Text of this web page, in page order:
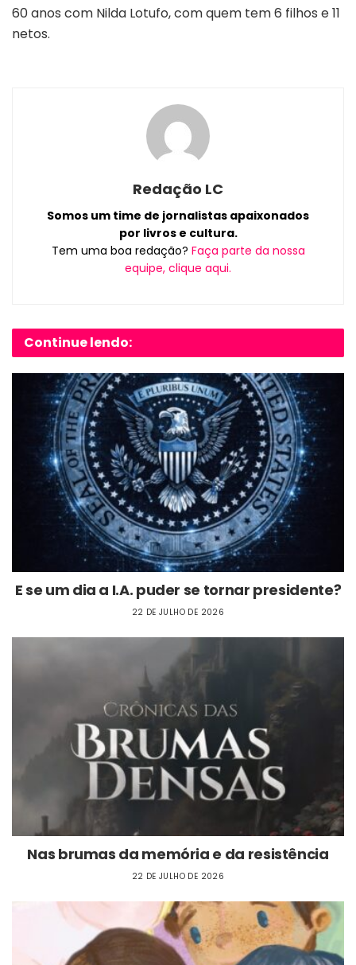
60 anos com Nilda Lotufo, com quem tem 6 filhos e 11
netos.
Redação LC
Somos um time de jornalistas apaixonados
por livros e cultura.
Tem uma boa redação? Faça parte da nossa
equipe, clique aqui.
Continue lendo:
E se um dia a I.A. puder se tornar presidente?
22 DE JULHO DE 2026
Nas brumas da memória e da resistência
22 DE JULHO DE 2026